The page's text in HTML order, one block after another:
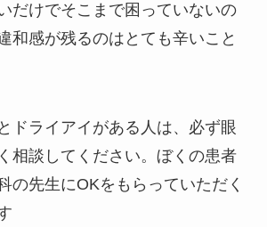
だけでそこまで困っていないの
和感が残るのはとても辛いこと
ドライアイがある人は、必ず眼
相談してください。ぼくの患者
の先生にOKをもらっていただく